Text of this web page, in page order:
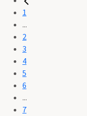
1
...
2
3
4
5
6
...
7